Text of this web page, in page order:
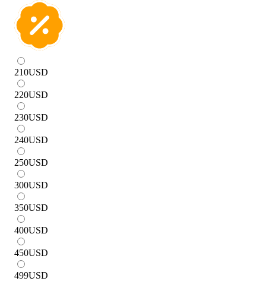
210USD
220USD
230USD
240USD
250USD
300USD
350USD
400USD
450USD
499USD